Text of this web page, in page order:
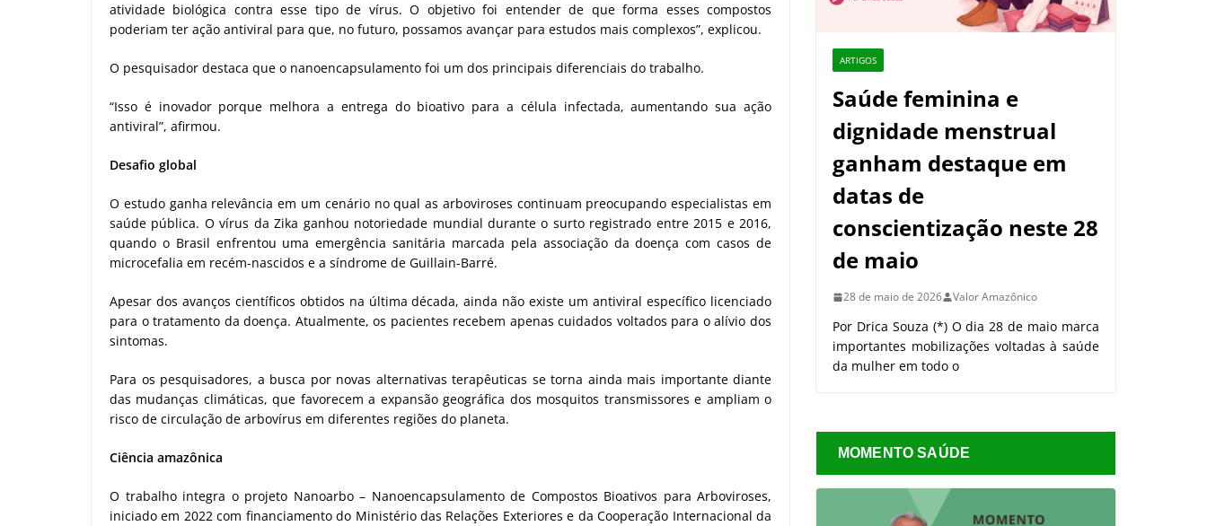
atividade biológica contra esse tipo de vírus. O objetivo foi entender de que forma esses compostos
poderiam ter ação antiviral para que, no futuro, possamos avançar para estudos mais complexos”, explicou.
O pesquisador destaca que o nanoencapsulamento foi um dos principais diferenciais do trabalho.
“Isso é inovador porque melhora a entrega do bioativo para a célula infectada, aumentando sua ação
antiviral”, afirmou.
Desafio global
O estudo ganha relevância em um cenário no qual as arboviroses continuam preocupando especialistas em
saúde pública. O vírus da Zika ganhou notoriedade mundial durante o surto registrado entre 2015 e 2016,
quando o Brasil enfrentou uma emergência sanitária marcada pela associação da doença com casos de
microcefalia em recém-nascidos e a síndrome de Guillain-Barré.
Apesar dos avanços científicos obtidos na última década, ainda não existe um antiviral específico licenciado
para o tratamento da doença. Atualmente, os pacientes recebem apenas cuidados voltados para o alívio dos
sintomas.
Para os pesquisadores, a busca por novas alternativas terapêuticas se torna ainda mais importante diante
das mudanças climáticas, que favorecem a expansão geográfica dos mosquitos transmissores e ampliam o
risco de circulação de arbovírus em diferentes regiões do planeta.
Ciência amazônica
O trabalho integra o projeto Nanoarbo – Nanoencapsulamento de Compostos Bioativos para Arboviroses,
iniciado em 2022 com financiamento do Ministério das Relações Exteriores e da Cooperação Internacional da
ARTIGOS
Saúde feminina e
dignidade menstrual
ganham destaque em
datas de
conscientização neste 28
de maio
28 de maio de 2026 Valor Amazônico
Por Drica Souza (*) O dia 28 de maio marca
importantes mobilizações voltadas à saúde
da mulher em todo o
MOMENTO SAÚDE